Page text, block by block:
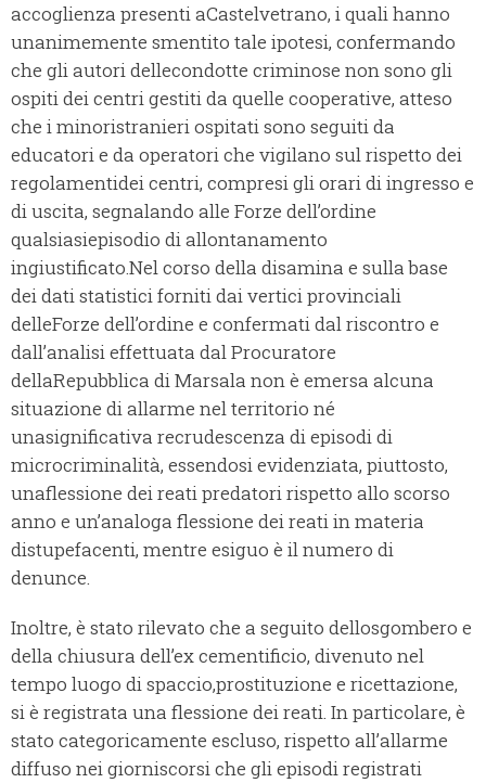
accoglienza presenti aCastelvetrano, i quali hanno
unanimemente smentito tale ipotesi, confermando
che gli autori dellecondotte criminose non sono gli
ospiti dei centri gestiti da quelle cooperative, atteso
che i minoristranieri ospitati sono seguiti da
educatori e da operatori che vigilano sul rispetto dei
regolamentidei centri, compresi gli orari di ingresso e
di uscita, segnalando alle Forze dell’ordine
qualsiasiepisodio di allontanamento
ingiustificato.Nel corso della disamina e sulla base
dei dati statistici forniti dai vertici provinciali
delleForze dell’ordine e confermati dal riscontro e
dall’analisi effettuata dal Procuratore
dellaRepubblica di Marsala non è emersa alcuna
situazione di allarme nel territorio né
unasignificativa recrudescenza di episodi di
microcriminalità, essendosi evidenziata, piuttosto,
unaflessione dei reati predatori rispetto allo scorso
anno e un’analoga flessione dei reati in materia
distupefacenti, mentre esiguo è il numero di
denunce.
Inoltre, è stato rilevato che a seguito dellosgombero e
della chiusura dell’ex cementificio, divenuto nel
tempo luogo di spaccio,prostituzione e ricettazione,
si è registrata una flessione dei reati. In particolare, è
stato categoricamente escluso, rispetto all’allarme
diffuso nei giorniscorsi che gli episodi registrati